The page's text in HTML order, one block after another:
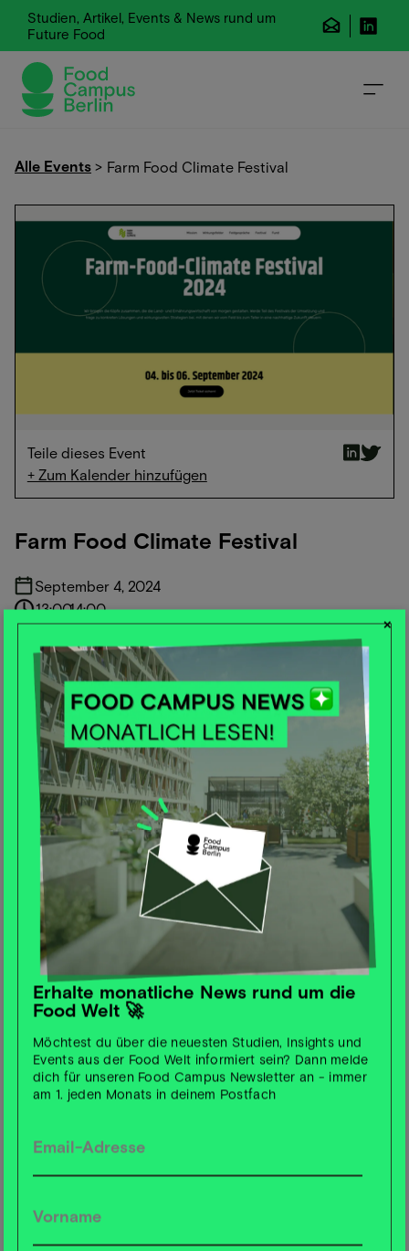
Alle Events > Farm Food Climate Festival
Teile dieses Event
+ Zum Kalender hinzufügen
Farm Food Climate Festival
September 4, 2024
13:00-14:00
Mecklenburg-Vorpommern
KATEGORIEN
Agricultural Transformation
Nutrition Education
Personalized Nutrition
Smart Proteins and Sidestreams
Sustainability Communication
Jetzt anmelden
Das Farm Food Climate Festival bringt Köpfe zusammen,
die die Land- und Ernährungswirtschaft von morgen
gestalten wollen. Wir als Food Campus Berlin werden mit
Lia als Moderatorin vor Ort sein und einen Workshop
moderieren. Auch hier steht Networking an oberer Stelle,
denn von Landwirt:innen und Netzwerkpartner:innen
über (Lokal- und Bundes-) Politiker:innen bis hin zu
relevanten Akteur:innen des Landwirtschafts- und
Ernährungssektors kommen auf dem FFCF alle
zusammen.‍
Studien, Artikel, Events & News rund um
Future Food
×
Erhalte monatliche News rund um die
Food Welt 🚀
Möchtest du über die neuesten Studien, Insights und
Events aus der Food Welt informiert sein? Dann melde
dich für unseren Food Campus Newsletter an - immer
am 1. jeden Monats in deinem Postfach